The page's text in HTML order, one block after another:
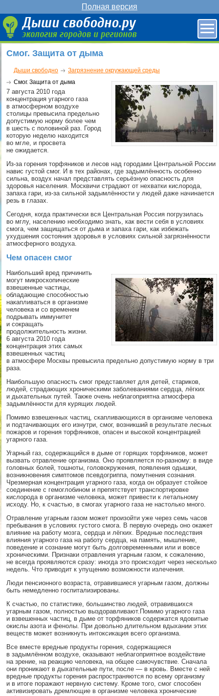
Полная версия
Смог. Защита от дыма
Дыши свободно
Загрязнение окружающей среды
Смог. Защита от дыма
7 августа 2010 года
концентрация угарного газа
в атмосферном воздухе
столицы превысила предельно
допустимую норму более чем
в шесть с половиной раз. Город
которую неделю находится
во мгле, и просвета
не ожидается.
Из-за горения торфяников и лесов над городами Центральной России
навис густой смог. И в тех районах, где задымлённость особенно
сильна, воздух начал представлять серьёзную опасность для
здоровья населения. Москвичи страдают от нехватки кислорода,
запаха гари, из-за сильной задымлённости у людей даже начинается
резь в глазах.
Сегодня, когда практически вся Центральная Россия погрузилась
во мглу, населению необходимо знать, как вести себя в условиях
смога, чем защищаться от дыма и запаха гари, как избежать
ухудшения состояния здоровья в условиях сильной загрязнённости
атмосферного воздуха.
Чем опасен смог
Наибольший вред причинить
могут микроскопические
взвешенные частицы,
обладающие способностью
накапливаться в организме
человека и со временем
подрывать иммунитет
и сокращать
продолжительность жизни.
6 августа 2010 года
концентрация этих самых
взвешенных частиц
в атмосфере Москвы превысила предельно допустимую норму в три
раза.
Наибольшую опасность смог представляет для детей, стариков,
людей, страдающих хроническими заболеваниями сердца, лёгких
и дыхательных путей. Также очень неблагоприятна атмосфера
задымлённости для курящих людей.
Помимо взвешенных частиц, скапливающихся в организме человека
и подтачивающих его изнутри, смог, возникший в результате лесных
пожаров и горения торфяников, опасен и высокой концентрацией
угарного газа.
Угарный газ, содержащийся в дыме от горящих торфяников, может
вызвать отравление организма. Оно проявляется по-разному: в виде
головных болей, тошноты, головокружения, появления одышки,
возникновения симптомов псевдогриппа, помутнения сознания.
Чрезмерная концентрация угарного газа, когда он образует стойкое
соединение с гемоглобином и препятствует транспортировке
кислорода в организме человека, может привести к летальному
исходу. Но, к счастью, в смогах угарного газа не настолько много.
Отравление угарным газом может произойти уже через семь часов
пребывания в условиях густого смога. В первую очередь оно окажет
влияние на работу мозга, сердца и лёгких. Вредные последствия
влияния угарного газа на работу сердца, на память, мышление,
поведение и сознание могут быть долговременными или и вовсе
хроническими. Признаки отравления угарным газом, к сожалению,
не всегда проявляются сразу: иногда это происходит через несколько
недель. Что приводит к упущению возможности излечения.
Люди пенсионного возраста, отравившиеся угарным газом, должны
быть немедленно госпитализированы.
К счастью, по статистике, большинство людей, отравившихся
угарным газом, полностью выздоравливают.Помимо угарного газа
и взвешенных частиц, в дыме от торфяников содержатся ядовитые
окислы азота и фенолы. При довольно длительном вдыхании этих
веществ может возникнуть интоксикация всего организма.
Все вместе вредные продукты горения, содержащиеся
в задымлённом воздухе, оказывают неблагоприятное воздействие
на зрение, на реакцию человека, на общее самочувствие. Сначала
они проникают в дыхательные пути, после — в кровь. Вместе с ней
вредные продукты горения распространяются по всему организму
и в итоге поражают нервную систему. Кроме того, смог способен
активизировать дремлющие в организме человека хронические